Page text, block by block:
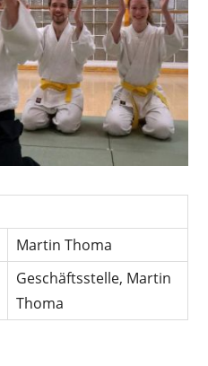
Martin Thoma
Geschäftsstelle, Martin
Thoma